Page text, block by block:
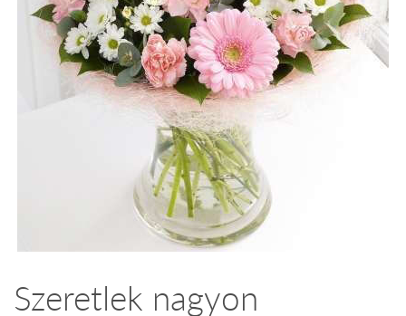
Szeretlek nagyon